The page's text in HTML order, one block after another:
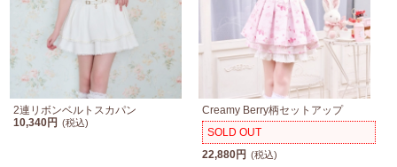
2連リボンベルトスカパン
10,340円 (税込)
Creamy Berry柄セットアップ
SOLD OUT
22,880円 (税込)